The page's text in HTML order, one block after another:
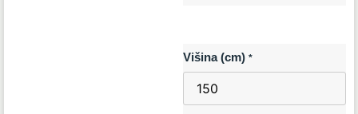
Višina (cm) *